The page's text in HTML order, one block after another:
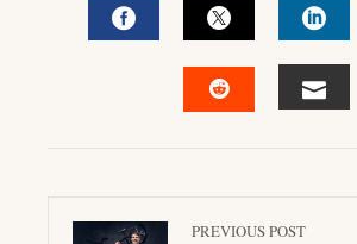
FACEBOOKTWITTER
PREVIOUS POST